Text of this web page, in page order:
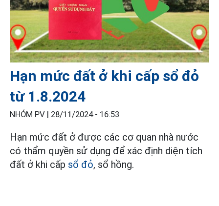
Hạn mức đất ở khi cấp sổ đỏ
từ 1.8.2024
NHÓM PV | 28/11/2024 - 16:53
Hạn mức đất ở được các cơ quan nhà nước
có thẩm quyền sử dụng để xác định diện tích
đất ở khi cấp sổ đỏ, sổ hồng.